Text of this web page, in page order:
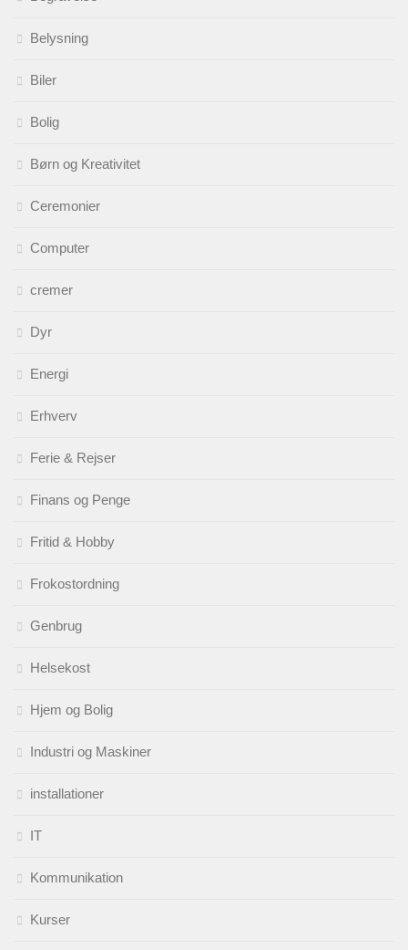
Belysning
Biler
Bolig
Børn og Kreativitet
Ceremonier
Computer
cremer
Dyr
Energi
Erhverv
Ferie & Rejser
Finans og Penge
Fritid & Hobby
Frokostordning
Genbrug
Helsekost
Hjem og Bolig
Industri og Maskiner
installationer
IT
Kommunikation
Kurser